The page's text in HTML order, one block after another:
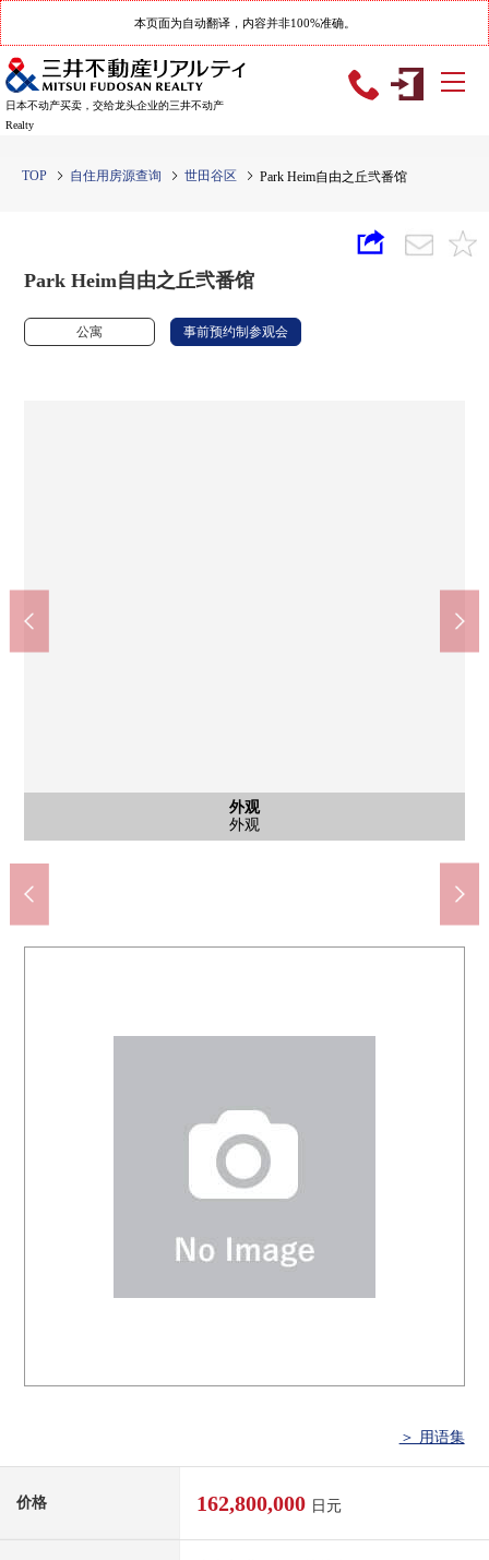
本页面为自动翻译，内容并非100%准确。
日本不动产买卖，交给龙头企业的三井不动产
Realty
TOP 自住用房源查询 世田谷区 Park Heim自由之丘弐番馆
Park Heim自由之丘弐番馆
公寓 事前预约制参观会
外观
外观
外观
外观
入口
入口
按照西友深泽目黑商店(约420m)
7-Eleven世田谷等等力5丁目商店(约170m)
Create Ｓ·Ｄ目黑八云店(约650m)
世田谷区立等等力小学(约1200m)
世田谷区立尾山台中学(约790m)
世田谷区立nekojarashi公园(约190m)
＞ 用语集
价格 162,800,000 日元